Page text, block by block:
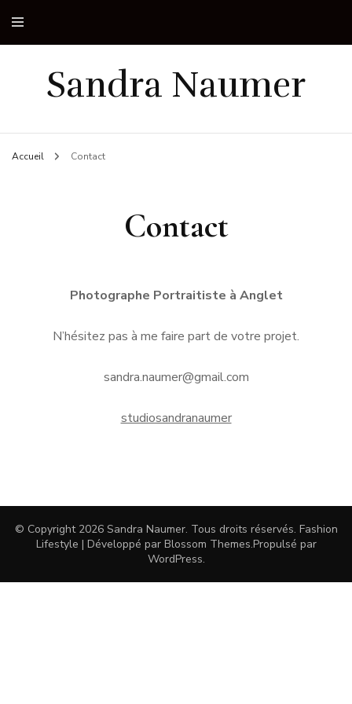
Sandra Naumer
Accueil Contact
Contact
Photographe Portraitiste à Anglet
N’hésitez pas à me faire part de votre projet.
sandra.naumer@gmail.com
studiosandranaumer
© Copyright 2026 Sandra Naumer. Tous droits réservés. Fashion
Lifestyle | Développé par Blossom Themes.Propulsé par
WordPress.